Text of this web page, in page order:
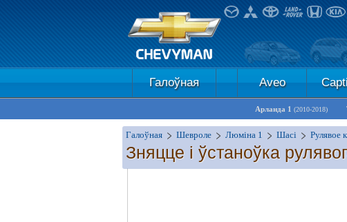
Галоўная Aveo
Арланда 1 (2010-2018)
Галоўная Шевроле Люміна 1 Шасі Рулявое
Зняцце і ўстаноўка